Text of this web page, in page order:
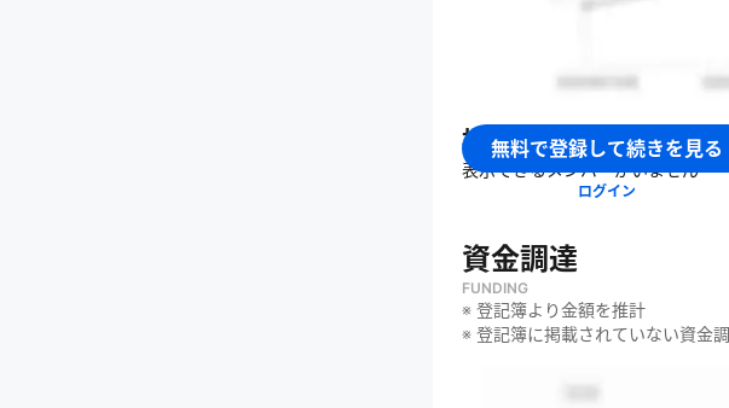
無料で登録して続きを見る
ログイン
株式会社助太刀のメン
表示できるメンバーがいません
資金調達
FUNDING
※ 登記簿より金額を推計
※ 登記簿に掲載されていない資金